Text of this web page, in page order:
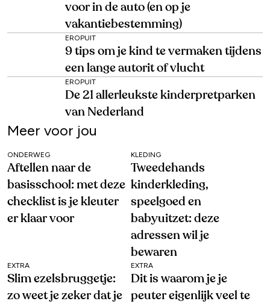
voor in de auto (en op je
vakantiebestemming)
EROPUIT
9 tips om je kind te vermaken tijdens
een lange autorit of vlucht
EROPUIT
De 21 allerleukste kinderpretparken
van Nederland
Meer voor jou
ONDERWEG
Aftellen naar de
basisschool: met deze
checklist is je kleuter
er klaar voor
KLEDING
Tweedehands
kinderkleding,
speelgoed en
babyuitzet: deze
adressen wil je
bewaren
EXTRA
Slim ezelsbruggetje:
zo weet je zeker dat je
EXTRA
Dit is waarom je je
peuter eigenlijk veel te